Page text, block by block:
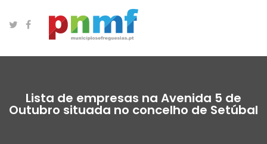
Lista de empresas na Avenida 5 de
Outubro situada no concelho de Setúbal